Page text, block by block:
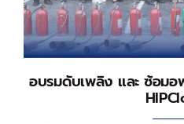
อบรมดับเพลิง และ ซ้อม